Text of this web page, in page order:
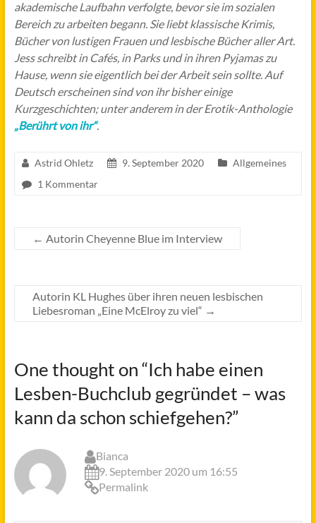
akademische Laufbahn verfolgte, bevor sie im sozialen
Bereich zu arbeiten begann. Sie liebt klassische Krimis,
Bücher von lustigen Frauen und lesbische Bücher aller Art.
Jess schreibt in Cafés, in Parks und in ihren Pyjamas zu
Hause, wenn sie eigentlich bei der Arbeit sein sollte. Auf
Deutsch erscheinen sind von ihr bisher einige
Kurzgeschichten; unter anderem in der Erotik-Anthologie
„Berührt von ihr“.
Astrid Ohletz 9. September 2020
Allgemeines
1 Kommentar
← Autorin Cheyenne Blue im Interview
Autorin KL Hughes über ihren neuen lesbischen
Liebesroman „Eine McElroy zu viel“ →
One thought on “Ich habe einen
Lesben-Buchclub gegründet – was
kann da schon schiefgehen?”
Bianca
9. September 2020 um 16:55
Permalink